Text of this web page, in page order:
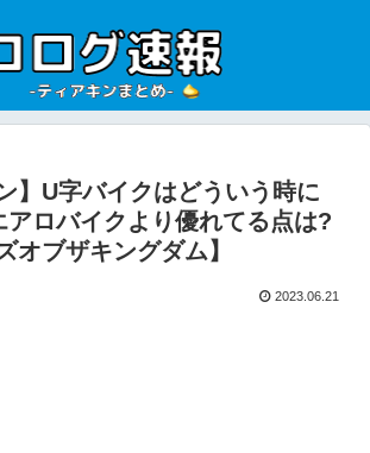
】U字バイクはどういう時に
アロバイクより優れてる点は?
オブザキングダム】
2023.06.21